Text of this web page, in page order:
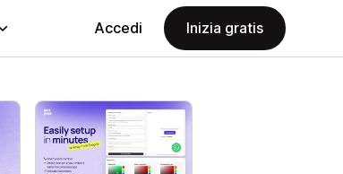
Accedi Inizia gratis